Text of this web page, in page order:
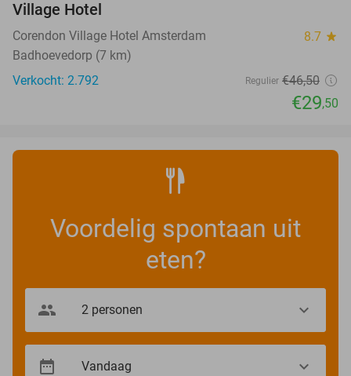
Village Hotel
Corendon Village Hotel Amsterdam 8.7 star
Badhoevedorp (7 km)
Verkocht: 2.792
Regulier €46,50
€29,50
Voordelig spontaan uit
eten?